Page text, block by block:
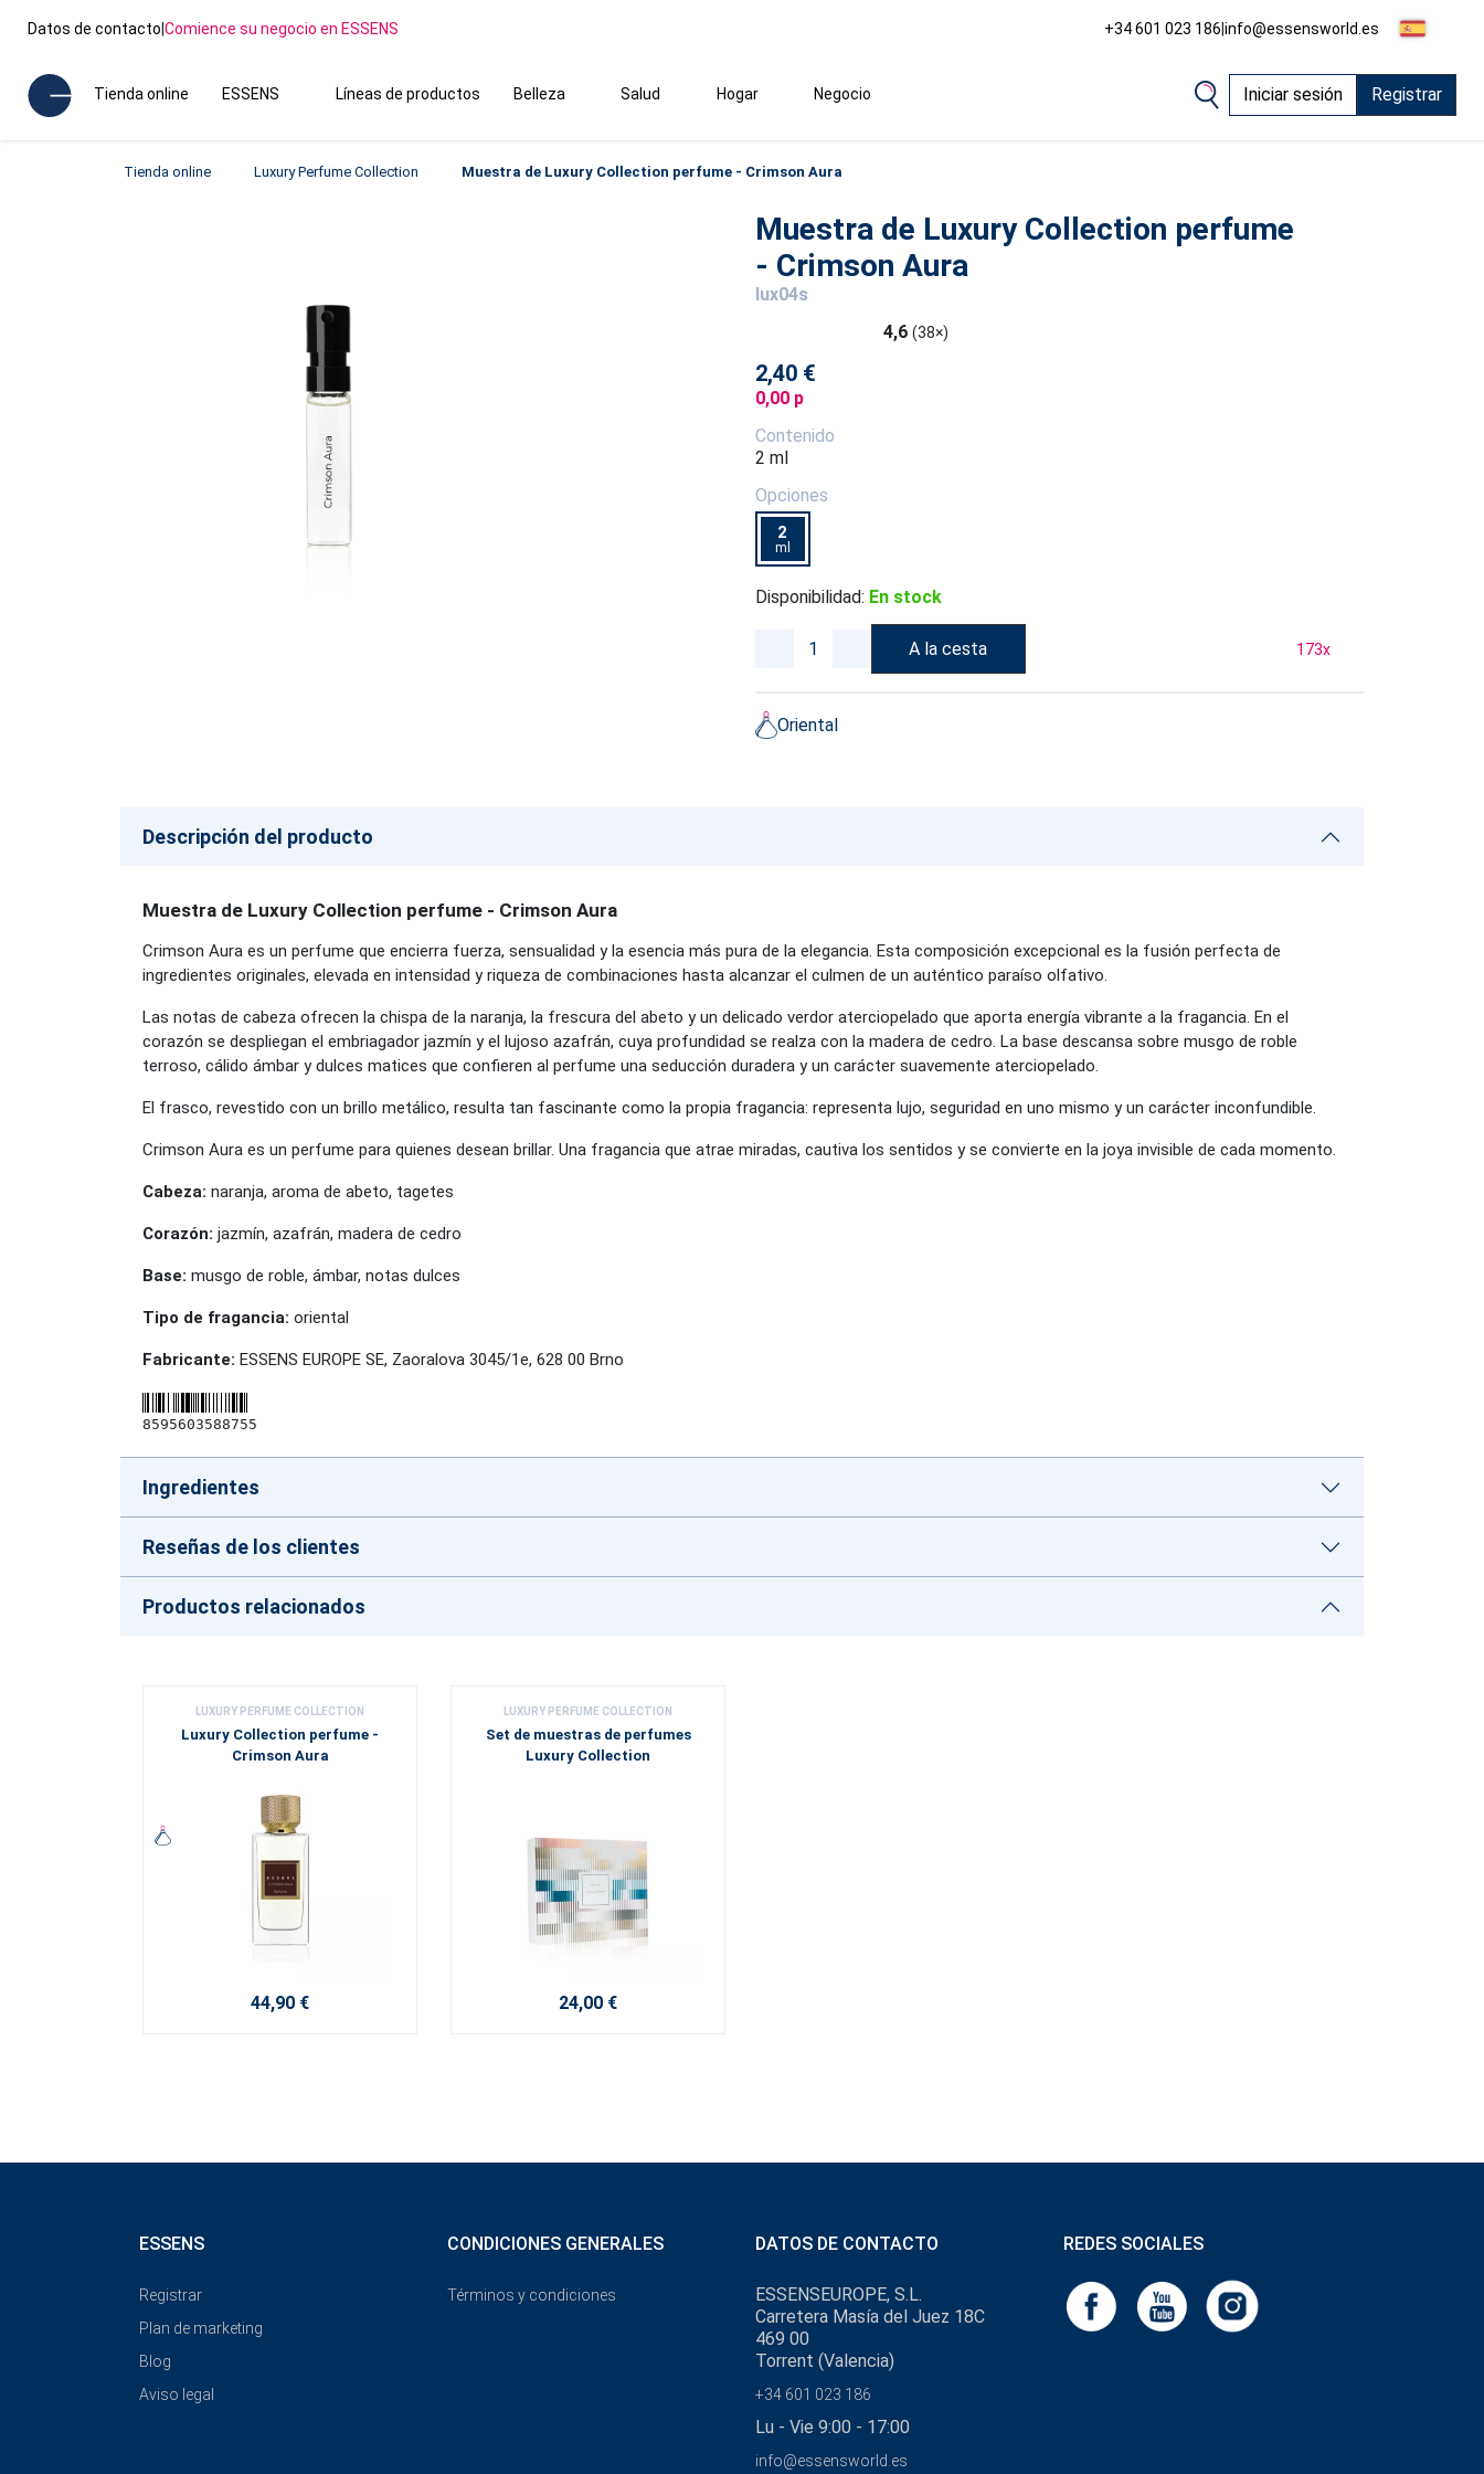
Datos de contacto|Comience su negocio en ESSENS +34 601 023 186|info@essensworld.es
Tienda online ESSENS Líneas de productos Belleza Salud Hogar Negocio Iniciar sesión Registrar
Tienda online Luxury Perfume Collection Muestra de Luxury Collection perfume - Crimson Aura
Muestra de Luxury Collection perfume
- Crimson Aura
lux04s
4,6 (38×)
2,40 €
0,00 p
Contenido
2 ml
Opciones
2
ml
Disponibilidad: En stock
A la cesta 173x
Oriental
Descripción del producto
Muestra de Luxury Collection perfume - Crimson Aura
Crimson Aura es un perfume que encierra fuerza, sensualidad y la esencia más pura de la elegancia. Esta composición excepcional es la fusión perfecta de
ingredientes originales, elevada en intensidad y riqueza de combinaciones hasta alcanzar el culmen de un auténtico paraíso olfativo.
Las notas de cabeza ofrecen la chispa de la naranja, la frescura del abeto y un delicado verdor aterciopelado que aporta energía vibrante a la fragancia. En el
corazón se despliegan el embriagador jazmín y el lujoso azafrán, cuya profundidad se realza con la madera de cedro. La base descansa sobre musgo de roble
terroso, cálido ámbar y dulces matices que confieren al perfume una seducción duradera y un carácter suavemente aterciopelado.
El frasco, revestido con un brillo metálico, resulta tan fascinante como la propia fragancia: representa lujo, seguridad en uno mismo y un carácter inconfundible.
Crimson Aura es un perfume para quienes desean brillar. Una fragancia que atrae miradas, cautiva los sentidos y se convierte en la joya invisible de cada momento.
Cabeza: naranja, aroma de abeto, tagetes
Corazón: jazmín, azafrán, madera de cedro
Base: musgo de roble, ámbar, notas dulces
Tipo de fragancia: oriental
Fabricante: ESSENS EUROPE SE, Zaoralova 3045/1e, 628 00 Brno
8595603588755
Ingredientes
Reseñas de los clientes
Productos relacionados
LUXURY PERFUME COLLECTION
Luxury Collection perfume -
Crimson Aura
44,90 €
LUXURY PERFUME COLLECTION
Set de muestras de perfumes
Luxury Collection
24,00 €
ESSENS
Registrar
Plan de marketing
Blog
Aviso legal
CONDICIONES GENERALES
Términos y condiciones
DATOS DE CONTACTO
ESSENSEUROPE, S.L.
Carretera Masía del Juez 18C
469 00
Torrent (Valencia)
+34 601 023 186
Lu - Vie 9:00 - 17:00
info@essensworld.es
REDES SOCIALES